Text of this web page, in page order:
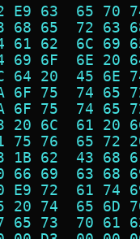
E9 63  65 70
68 65  72 63
61 62  6C 69
69 6F  6E 20
64 20  45 6E
6F 75  74 65
6F 75  74 65
20 6C  61 20
75 76  65 72
1B 62  43 68
66 69  63 68
E9 72  61 74
20 74  65 6D
65 73  70 61